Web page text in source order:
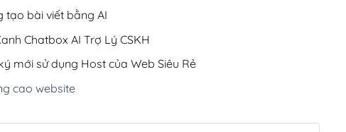
tạo bài viết bằng AI
Chatbox AI Trợ Lý CSKH
mới sử dụng Host của Web Siêu Rẻ
cao website